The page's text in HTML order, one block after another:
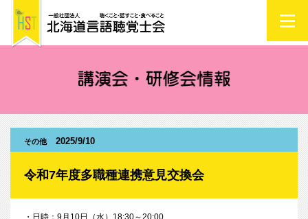
その他 2025/9/10
令和7年度多職種連携意見交換会
・日時：9月10日（水）18:30～20:00